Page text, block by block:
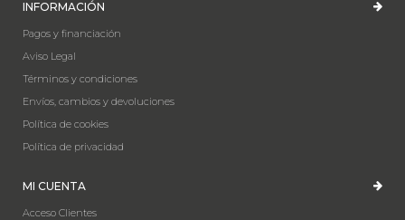
INFORMACIÓN
Pagos y financiación
Aviso Legal
Términos y condiciones
Envíos, cambios y devoluciones
Política de cookies
Política de privacidad
MI CUENTA
Acceso Clientes